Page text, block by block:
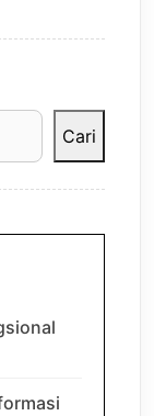
Cari